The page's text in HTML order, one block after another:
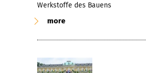
Werkstoffe des Bauens
more